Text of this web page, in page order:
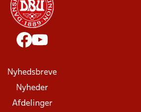
Nyhedsbreve
Nyheder
Afdelinger